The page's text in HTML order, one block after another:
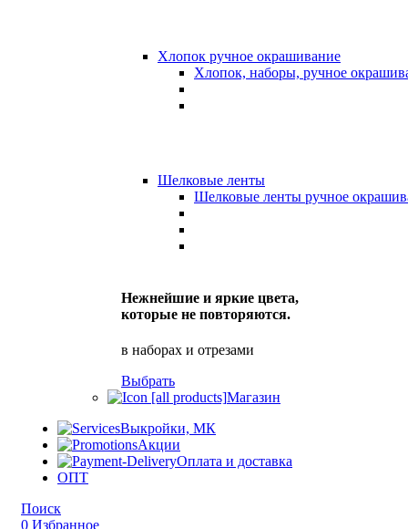
Хлопок ручное окрашивание
Хлопок, наборы, ручное
Шелковые ленты
Шелковые ленты ручное
Нежнейшие и яркие цвета,
которые не повторяются.
в наборах и отрезами
Выбрать
Магазин
Выкройки, МК
Акции
Оплата и доставка
ОПТ
Поиск
0 Избранное